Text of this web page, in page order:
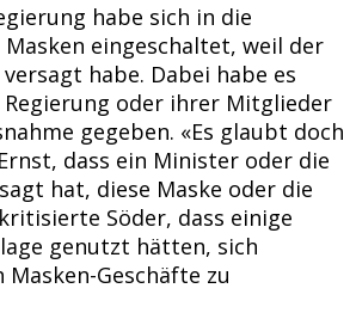
habe sich in die
Masken eingeschaltet, weil der
habe. Dabei habe es
oder ihrer Mitglieder
gegeben. «Es glaubt doch
dass ein Minister oder die
hat, diese Maske oder die
Söder, dass einige
genutzt hätten, sich
Geschäfte zu